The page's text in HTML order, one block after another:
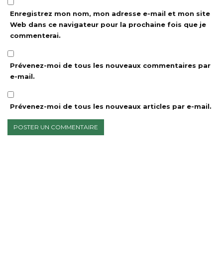
Enregistrez mon nom, mon adresse e-mail et mon site
Web dans ce navigateur pour la prochaine fois que je
commenterai.
Prévenez-moi de tous les nouveaux commentaires par
e-mail.
Prévenez-moi de tous les nouveaux articles par e-mail.